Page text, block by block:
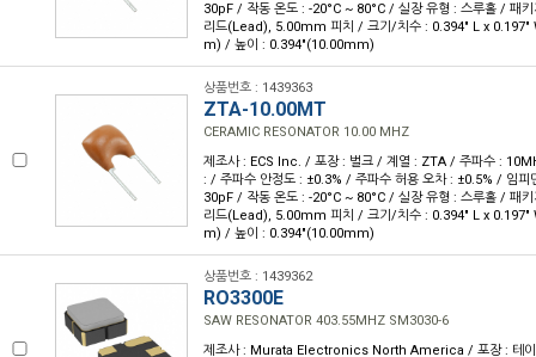
30pF / 작동 온도 : -20°C ~ 80°C / 실장 유형 : 스루홀 / 패
리드(Lead), 5.00mm 피치 / 크기/치수 : 0.394" L x
m) / 높이 : 0.394"(10.00mm)
상품번호 : 1439363
ZTA-10.00MT
CERAMIC RESONATOR 10.00 MHZ
제조사 : ECS Inc. / 포장 : 벌크 / 계열 : ZTA / 주파수 :
: / 주파수 안정도 : ±0.3% / 주파수 허용 오차 : ±0.5% / 임피
30pF / 작동 온도 : -20°C ~ 80°C / 실장 유형 : 스루홀 / 패
리드(Lead), 5.00mm 피치 / 크기/치수 : 0.394" L x
m) / 높이 : 0.394"(10.00mm)
상품번호 : 1439362
RO3300E
SAW RESONATOR 403.55MHZ SM3030-6
제조사 : Murata Electronics North America / 포장 : 테